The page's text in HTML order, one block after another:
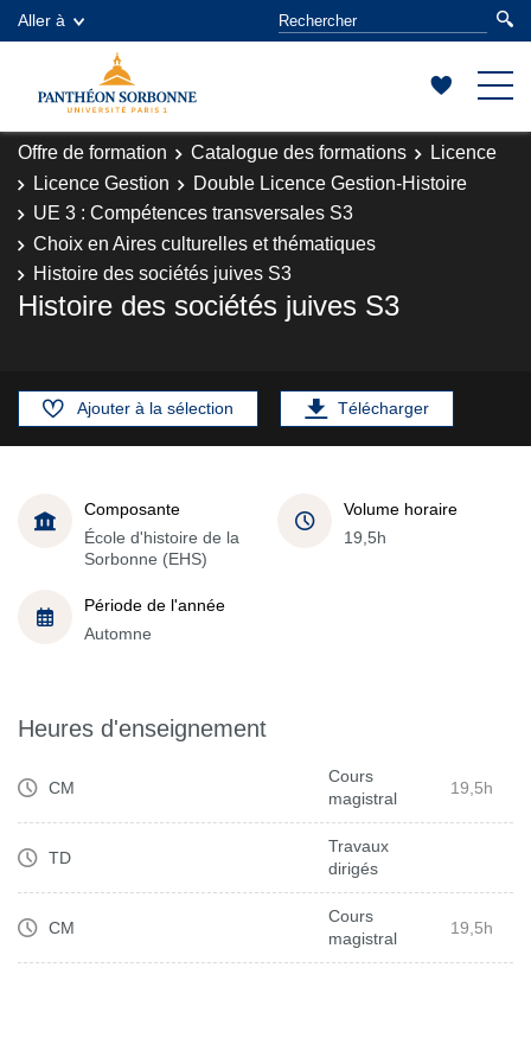
Aller à
Offre de formation Catalogue des formations
Licence
Licence Gestion
Double Licence Gestion-Histoire
UE 3 : Compétences transversales S3
Choix en Aires culturelles et thématiques
Histoire des sociétés juives S3
Histoire des sociétés juives S3
Ajouter à la sélection Télécharger
Composante
École d'histoire de la
Sorbonne (EHS)
Volume horaire
19,5h
Période de l'année
Automne
Heures d'enseignement
CM
Cours
magistral
19,5h
TD
Travaux
dirigés
CM
Cours
magistral
19,5h